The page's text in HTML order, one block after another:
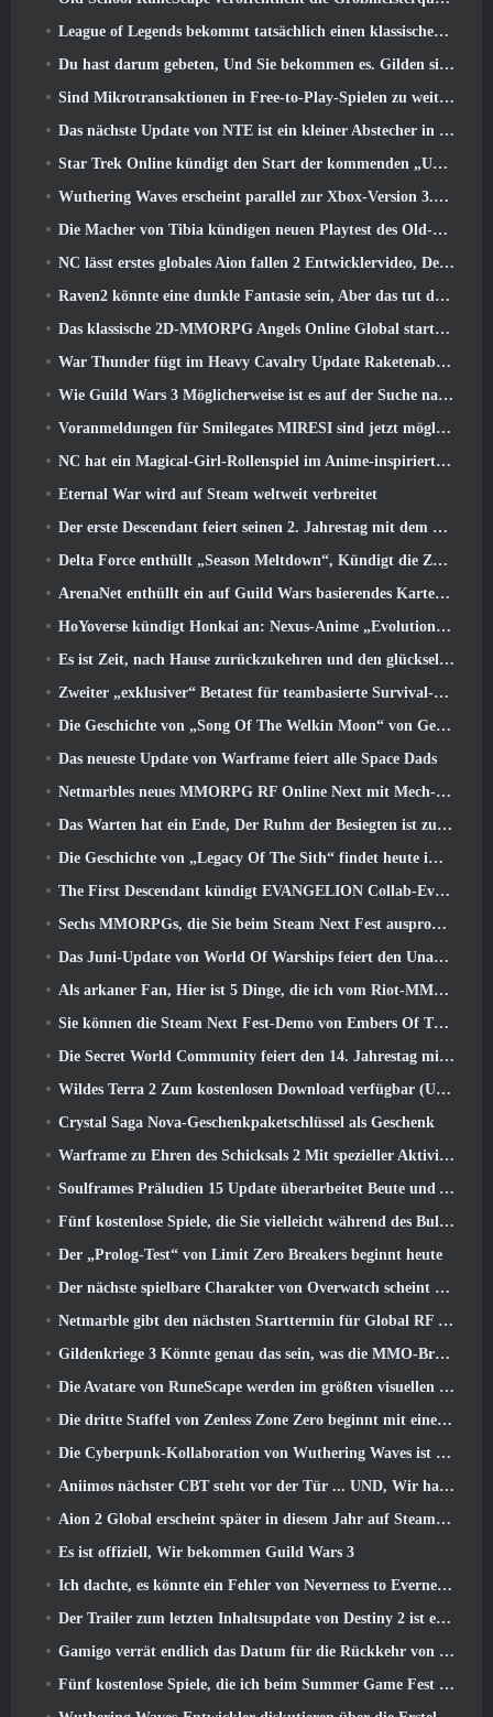
League of Legends bekommt tatsächlich einen klassischen Modus
Du hast darum gebeten, Und Sie bekommen es. Gilden sind jetzt in Eterspire verfügbar
Sind Mikrotransaktionen in Free-to-Play-Spielen zu weit gegangen??
Das nächste Update von NTE ist ein kleiner Abstecher in ein Fantasy-Tabletop-Spiel
Star Trek Online kündigt den Start der kommenden „Undiscovered“-Staffel an
Wuthering Waves erscheint parallel zur Xbox-Version 3.5 Aktualisieren
Die Macher von Tibia kündigen neuen Playtest des Old-School-Zombie-MMORPGs an, Online bestehen bleiben
NC lässt erstes globales Aion fallen 2 Entwicklervideo, Details zum Spiel teilen
Raven2 könnte eine dunkle Fantasie sein, Aber das tut dem Sommerspaß keinen Abbruch
Das klassische 2D-MMORPG Angels Online Global startet heute
War Thunder fügt im Heavy Cavalry Update Raketenabwehrraketen und elektronische Unterstützungsmaßnahmen hinzu
Wie Guild Wars 3 Möglicherweise ist es auf der Suche nach Innovationen im MMO-Bereich
Voranmeldungen für Smilegates MIRESI sind jetzt möglich: Unsichtbare Zukunft
NC hat ein Magical-Girl-Rollenspiel im Anime-inspirierten Kunststil der 90er in Arbeit
Eternal War wird auf Steam weltweit verbreitet
Der erste Descendant feiert seinen 2. Jahrestag mit dem Descendant Fest 2026 Strom
Delta Force enthüllt „Season Meltdown“, Kündigt die Zusammenarbeit mit Rainbow Six Siege an
ArenaNet enthüllt ein auf Guild Wars basierendes Kartenspiel, Nebelgebunden
HoYoverse kündigt Honkai an: Nexus-Anime „Evolutionstest“
Es ist Zeit, nach Hause zurückzukehren und den glückseligen Rückzugsort dort wiederherzustellen, wo sich die Winde treffen
Zweiter „exklusiver“ Betatest für teambasierte Survival-Shooter-Zeitfresser angekündigt
Die Geschichte von „Song Of The Welkin Moon“ von Genshin Impact geht zu Ende.. Auf dem Mond
Das neueste Update von Warframe feiert alle Space Dads
Netmarbles neues MMORPG RF Online Next mit Mech-Thema wird weltweit eingeführt
Das Warten hat ein Ende, Der Ruhm der Besiegten ist zurückgekehrt
Die Geschichte von „Legacy Of The Sith“ findet heute im neuesten Update von SWTOR ihren Abschluss
The First Descendant kündigt EVANGELION Collab-Event an
Sechs MMORPGs, die Sie beim Steam Next Fest ausprobieren können
Das Juni-Update von World Of Warships feiert den Unabhängigkeitstag der USA mit einer neuen Erzählkampagne
Als arkaner Fan, Hier ist 5 Dinge, die ich vom Riot-MMO sehen möchte
Sie können die Steam Next Fest-Demo von Embers Of The Uncrowned Tomorrow vorab herunterladen
Die Secret World Community feiert den 14. Jahrestag mit einem Rätsel, das sie gemeinsam lösen müssen
Wildes Terra 2 Zum kostenlosen Download verfügbar (Und behalten) Für eine begrenzte Zeit
Crystal Saga Nova-Geschenkpaketschlüssel als Geschenk
Warframe zu Ehren des Schicksals 2 Mit spezieller Aktivität und Titel im Spiel
Soulframes Präludien 15 Update überarbeitet Beute und Angeln
Fünf kostenlose Spiele, die Sie vielleicht während des Bullet Fests ausprobieren möchten
Der „Prolog-Test“ von Limit Zero Breakers beginnt heute
Der nächste spielbare Charakter von Overwatch scheint ein überarbeiteter Cyborg-Verbrecherboss zu sein
Netmarble gibt den nächsten Starttermin für Global RF Online bekannt
Gildenkriege 3 Könnte genau das sein, was die MMO-Branche gerade braucht
Die Avatare von RuneScape werden im größten visuellen Update des Spiels der letzten zehn Jahre überarbeitet
Die dritte Staffel von Zenless Zone Zero beginnt mit einer Reise zu einer Bangboo-Insel im Himmel, Und zur Steam-Plattform
Die Cyberpunk-Kollaboration von Wuthering Waves ist genau das, was ich mir von meinen Videospiel-Crossover-Events erwarte
Aniimos nächster CBT steht vor der Tür ... UND, Wir haben ein offizielles Startfenster
Aion 2 Global erscheint später in diesem Jahr auf Steam und Purple
Es ist offiziell, Wir bekommen Guild Wars 3
Ich dachte, es könnte ein Fehler von Neverness to Everness sein, das Porsche Collab Gacha Event so früh zu veranstalten, Aber ich habe mich geirrt
Der Trailer zum letzten Inhaltsupdate von Destiny 2 ist ein Aufschrei
Gamigo verrät endlich das Datum für die Rückkehr von Gloria Victis, Wird es das zweite Mal überleben??
Fünf kostenlose Spiele, die ich beim Summer Game Fest zu sehen hoffe